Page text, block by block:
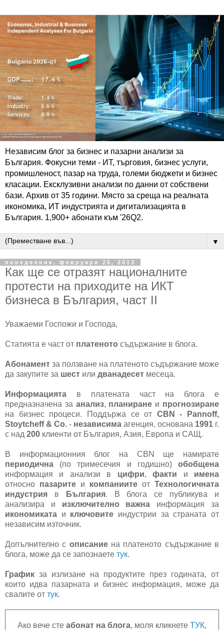
Независим блог за бизнес и пазарни анализи за
България. Фокусни теми - ИТ, търговия, бизнес услуги,
промишленост, пазар на труда, големи бюджети и бизнес
класации. Ексклузивни анализи по данни от собствени
бази. Архив от 35 години. Място за среща на реалната
икономика, ИТ индустрията и дигитализацията в
България. 1,900+ абонати към '26Q2.
▼
понеделник, февруари 25, 2013
Как ще се отразят националните
протести на приходите на ИКТ
бизнеса в България, част II
Уважаеми Госпожи и Господа,
Статията е част от платеното съдържание в блога.
Абонамент за ползване на платеното съдържание може
да закупите за шест или дванадесет месеца.
Информацията в платената част на блога е
предназначена за анализ, планиране и прогнозиране
на бизнес процеси. Поддържа се от CBN - Pannoff,
Stoytcheff & Co. - независима агенция, основана 1991 г.
с над 200 клиенти от България, Азия, Европа и САЩ.
В информационния блог на CBN ще намирате
периодична (по тримесечия и годишно) обобщена
информация и анализи в цифри,факти и имена
относно пазарите и компаниите от Технологичната
индустрия в България. В блога се публикува и
анализира и изключително важна информация за
икономиката и ключовите индустрии за страната от
независим източник.
Допълнително с описание на платеното съдържание в
блога, може да се запознаете тук.
График за излизане на продуктите през годината, от
които идва пазарната и бизнес информация, може да
свалите от тук.
Ако вече сте абонат на блога, моля кликнете ТУК,